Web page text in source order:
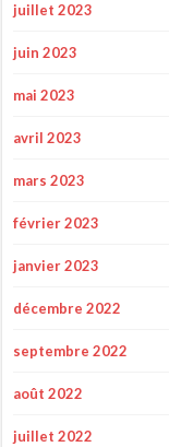
juillet 2023
juin 2023
mai 2023
avril 2023
mars 2023
février 2023
janvier 2023
décembre 2022
septembre 2022
août 2022
juillet 2022